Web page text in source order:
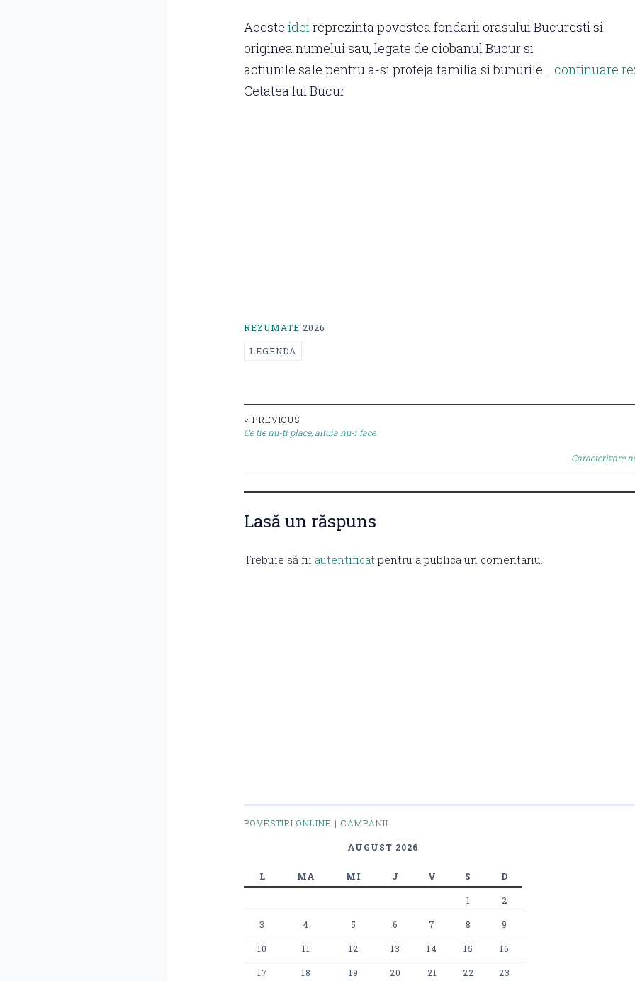
Aceste ideireprezinta povestea fondarii orasului Bucuresti si
originea numelui sau, legate de ciobanul Bucur si
actiunile sale pentru a-si proteja familia si bunurile… continuare
Cetatea lui Bucur
REZUMATE 2026
LEGENDA
Post
< PREVIOUS
Ce ție nu-ți place, altuia nu-i face
Caracterizare
Lasă un răspuns
Trebuie să fii autentificat pentru a publica un comentariu.
POVESTIRI ONLINE | CAMPANII
AUGUST 2026
L MA MI J V S D
1 2
3 4 5 6 7 8 9
10 11 12 13 14 15 16
17 18 19 20 21 22 23